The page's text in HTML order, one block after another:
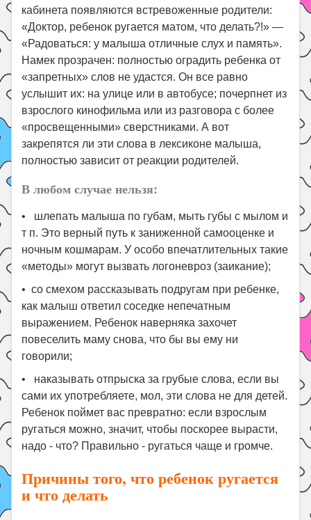
кабинета появляются встревоженные родители:
«Доктор, ребенок ругается матом, что делать?!» —
«Радоваться: у малыша отличные слух и память».
Намек прозрачен: полностью оградить ребенка от
«запретных» слов не удастся. Он все равно
услышит их: на улице или в автобусе; почерпнет из
взрослого кинофильма или из разговора с более
«просвещенными» сверстниками. А вот
закрепятся ли эти слова в лексиконе малыша,
полностью зависит от реакции родителей.
В любом случае нельзя:
• шлепать малыша по губам, мыть губы с мылом и
т п. Это верный путь к заниженной самооценке и
ночным кошмарам. У особо впечатлительных такие
«методы» могут вызвать логоневроз (заикание);
• со смехом рассказывать подругам при ребенке,
как малыш ответил соседке непечатным
выражением. Ребенок наверняка захочет
повеселить маму снова, что бы вы ему ни
говорили;
• наказывать отпрыска за грубые слова, если вы
сами их употребляете, мол, эти слова не для детей.
Ребенок поймет вас превратно: если взрослым
ругаться можно, значит, чтобы поскорее вырасти,
надо - что? Правильно - ругаться чаще и громче.
Причины того, что ребенок ругается
и что делать